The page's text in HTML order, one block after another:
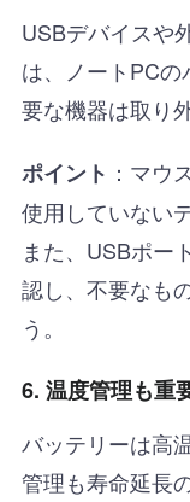
USBデバイスや
は、ノートPC
要な機器は取り
ポイント ：マウ
使用していない
また、USBポー
認し、不要なも
う。
6. 温度管理も重
バッテリーは高
管理も寿命延長